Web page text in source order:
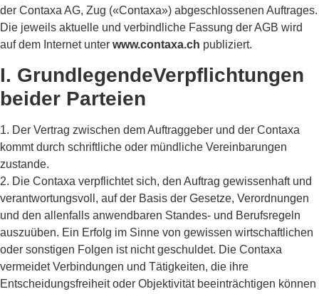
der Contaxa AG, Zug («Contaxa») abgeschlossenen Auftrages.
Die jeweils aktuelle und verbindliche Fassung der AGB wird
auf dem Internet unter www.contaxa.ch publiziert.
I. GrundlegendeVerpflichtungen
beider Parteien
1. Der Vertrag zwischen dem Auftraggeber und der Contaxa
kommt durch schriftliche oder mündliche Vereinbarungen
zustande.
2. Die Contaxa verpflichtet sich, den Auftrag gewissenhaft und
verantwortungsvoll, auf der Basis der Gesetze, Verordnungen
und den allenfalls anwendbaren Standes- und Berufsregeln
auszuüben. Ein Erfolg im Sinne von gewissen wirtschaftlichen
oder sonstigen Folgen ist nicht geschuldet. Die Contaxa
vermeidet Verbindungen und Tätigkeiten, die ihre
Entscheidungsfreiheit oder Objektivität beeinträchtigen können